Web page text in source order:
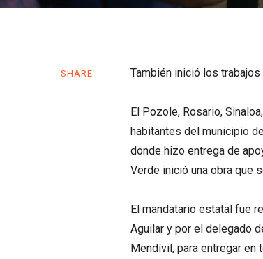
SHARE También inició los
El Pozole, Rosario,
habitantes del municipio
donde hizo entrega de
Verde inició una obra que
El mandatario estatal fue
Aguilar y por el delegado
Mendívil, para entregar